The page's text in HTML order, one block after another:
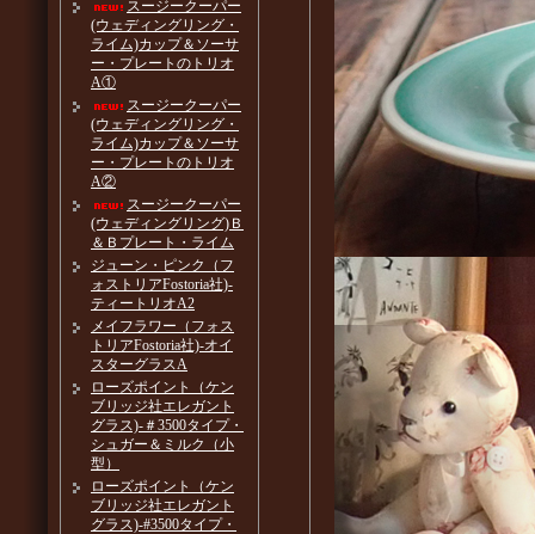
スージークーパー
(ウェディングリング・
ライム)カップ＆ソーサ
ー・プレートのトリオ
A①
スージークーパー
(ウェディングリング・
ライム)カップ＆ソーサ
ー・プレートのトリオ
A②
スージークーパー
(ウェディングリング)Ｂ
＆Ｂプレート・ライム
ジューン・ピンク（フ
ォストリアFostoria社)-
ティートリオA2
メイフラワー（フォス
トリアFostoria社)-オイ
スターグラスA
ローズポイント（ケン
ブリッジ社エレガント
グラス)-＃3500タイプ・
シュガー＆ミルク（小
型）
ローズポイント（ケン
ブリッジ社エレガント
グラス)-#3500タイプ・